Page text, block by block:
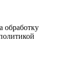
обработку